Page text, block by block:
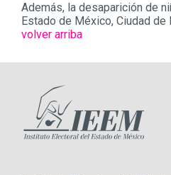
Además, la desaparición de
Estado de México, Ciudad de
volver arriba